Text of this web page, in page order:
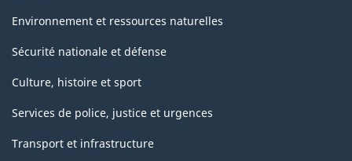
Environnement et ressources naturelles
Sécurité nationale et défense
Culture, histoire et sport
Services de police, justice et urgences
Transport et infrastructure